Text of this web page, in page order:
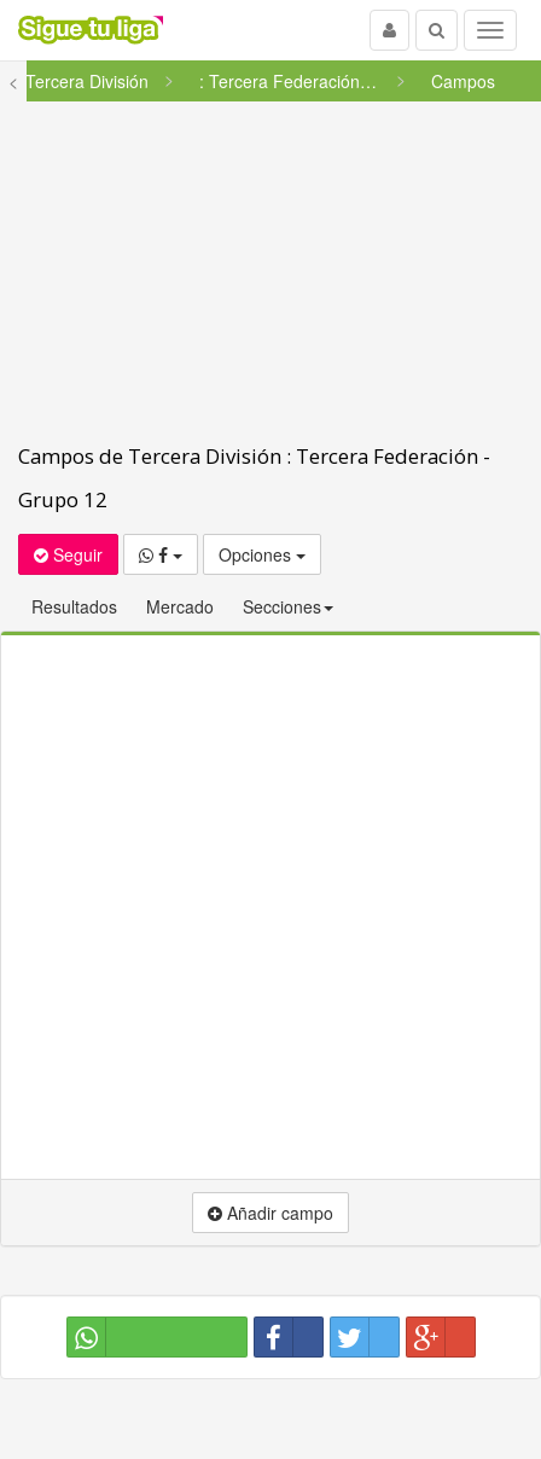
Menu
Buscar
Usuario
< Tercera División : Tercera Federación - Grupo ... Campos
Campos de Tercera División : Tercera Federación -
Grupo 12
Seguir Opciones
Resultados Mercado Secciones
Añadir campo